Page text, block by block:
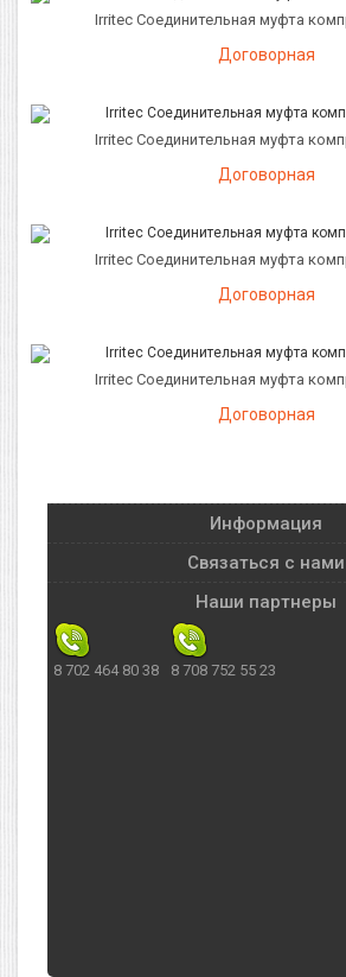
Irritec Соединительная муфта
Договорная
Irritec Соединительная муфта
Договорная
Irritec Соединительная муфта
Договорная
Irritec Соединительная муфта
Договорная
Информация
Связаться с нами
Наши партнеры
8 702 464 80 38 8 708 752 55 23